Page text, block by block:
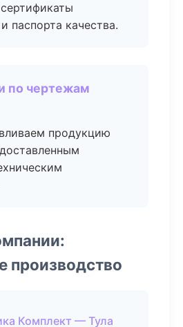
паспорта качества.
по чертежам
продукцию
производство
Комплект — Тула